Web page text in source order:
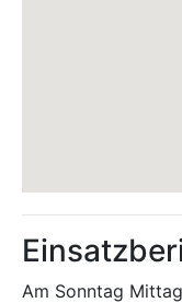
Am Sonntag